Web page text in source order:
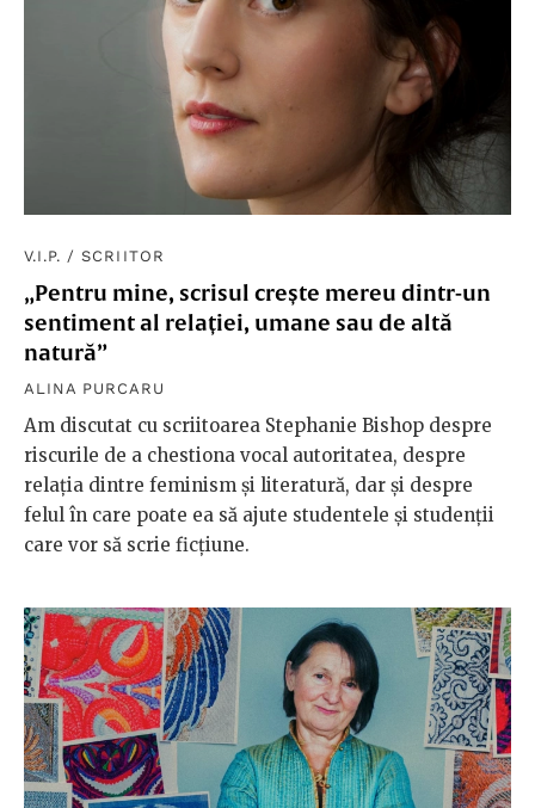
V.I.P. /SCRIITOR
„Pentru mine, scrisul crește mereu dintr-un
sentiment al relației, umane sau de altă
natură”
ALINA PURCARU
Am discutat cu scriitoarea Stephanie Bishop despre
riscurile de a chestiona vocal autoritatea, despre
relația dintre feminism și literatură, dar și despre
felul în care poate ea să ajute studentele și studenții
care vor să scrie ficțiune.